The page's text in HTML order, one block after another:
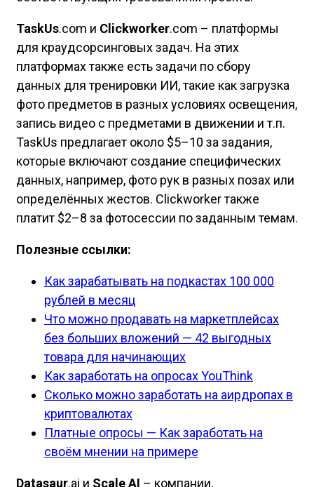
TaskUs.com и Clickworker.com – платформы
для краудсорсинговых задач. На этих
платформах также есть задачи по сбору
данных для тренировки ИИ, такие как загрузка
фото предметов в разных условиях освещения,
запись видео с предметами в движении и т.п.
TaskUs предлагает около $5–10 за задания,
которые включают создание специфических
данных, например, фото рук в разных позах или
определённых жестов. Clickworker также
платит $2–8 за фотосессии по заданным темам.
Полезные ссылки:
Как зарабатывать на подкастах 100 000
рублей в месяц
Что можно продавать на маркетплейсах
без больших вложений — 42 выгодных
товара для начинающих
Как заработать на опросах YouThink
Сколько можно заработать на аирдропах в
криптовалютах
Платные опросы — Как заработать на
своём мнении на примере
Datasaur.ai и Scale AI – компании,